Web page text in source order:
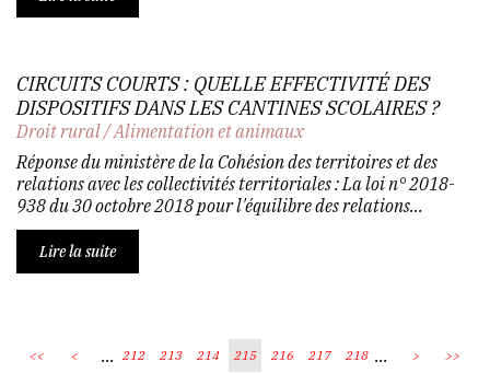
CIRCUITS COURTS : QUELLE EFFECTIVITÉ DES
DISPOSITIFS DANS LES CANTINES SCOLAIRES ?
Droit rural/Alimentation et animaux
Réponse du ministère de la Cohésion des territoires et des
relations avec les collectivités territoriales : La loi n° 2018-
938 du 30 octobre 2018 pour l'équilibre des relations...
Lire la suite
<< < ... 212 213 214 215 216 217 218 ... > >>